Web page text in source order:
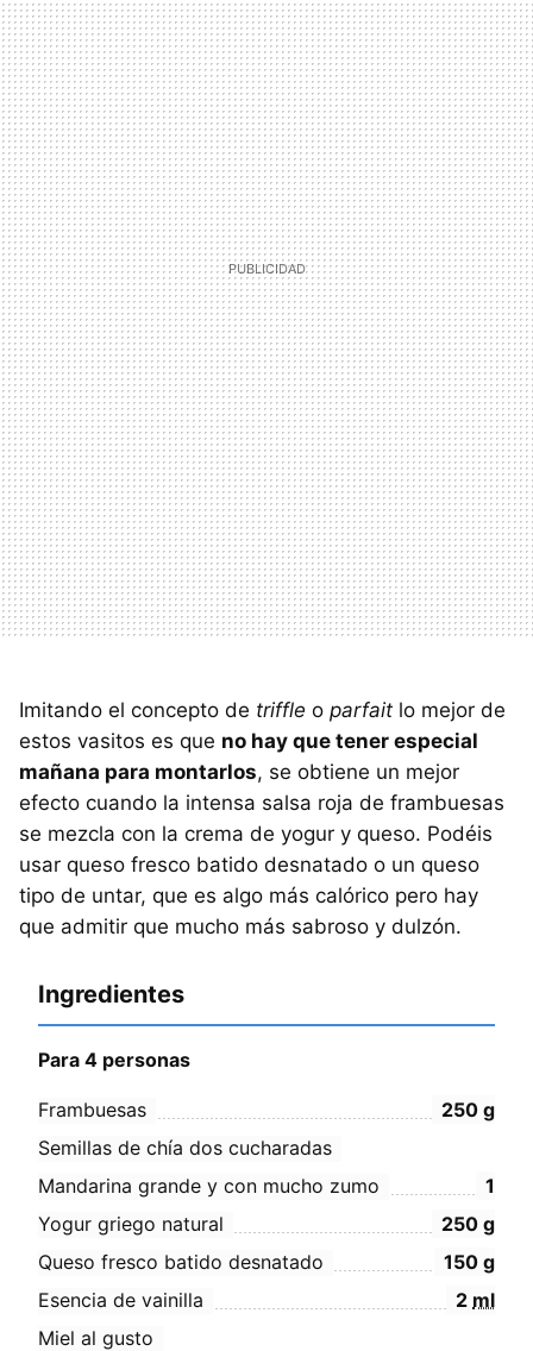
Imitando el concepto de triffle o parfait lo mejor de
estos vasitos es que no hay que tener especial
mañana para montarlos, se obtiene un mejor
efecto cuando la intensa salsa roja de frambuesas
se mezcla con la crema de yogur y queso. Podéis
usar queso fresco batido desnatado o un queso
tipo de untar, que es algo más calórico pero hay
que admitir que mucho más sabroso y dulzón.
Ingredientes
Para 4 personas
Frambuesas 250 g
Semillas de chía dos cucharadas
Mandarina grande y con mucho zumo
1
Yogur griego natural
250 g
Queso fresco batido desnatado
150 g
Esencia de vainilla
2 ml
Miel al gusto